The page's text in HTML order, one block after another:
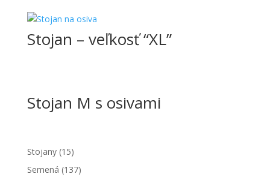
Stojan – veľkosť “XL”
Stojan M s osivami
Stojany (15)
Semená (137)